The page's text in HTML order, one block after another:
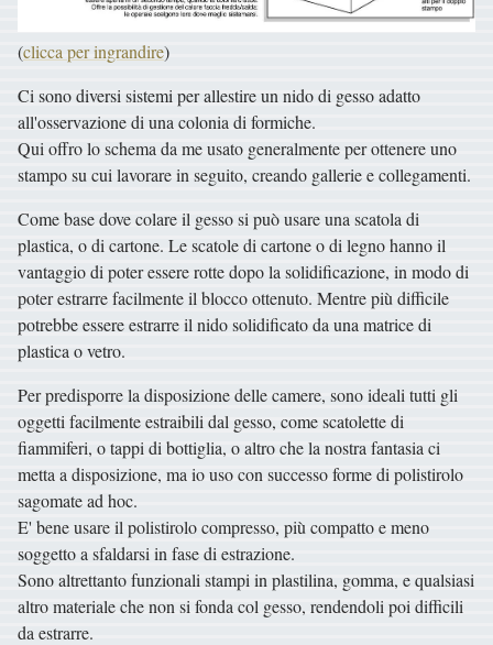
(clicca per ingrandire)
Ci sono diversi sistemi per allestire un nido di gesso adatto
all'osservazione di una colonia di formiche.
Qui offro lo schema da me usato generalmente per ottenere uno
stampo su cui lavorare in seguito, creando gallerie e collegamenti.
Come base dove colare il gesso si può usare una scatola di
plastica, o di cartone. Le scatole di cartone o di legno hanno il
vantaggio di poter essere rotte dopo la solidificazione, in modo di
poter estrarre facilmente il blocco ottenuto. Mentre più difficile
potrebbe essere estrarre il nido solidificato da una matrice di
plastica o vetro.
Per predisporre la disposizione delle camere, sono ideali tutti gli
oggetti facilmente estraibili dal gesso, come scatolette di
fiammiferi, o tappi di bottiglia, o altro che la nostra fantasia ci
metta a disposizione, ma io uso con successo forme di polistirolo
sagomate ad hoc.
E' bene usare il polistirolo compresso, più compatto e meno
soggetto a sfaldarsi in fase di estrazione.
Sono altrettanto funzionali stampi in plastilina, gomma, e qualsiasi
altro materiale che non si fonda col gesso, rendendoli poi difficili
da estrarre.